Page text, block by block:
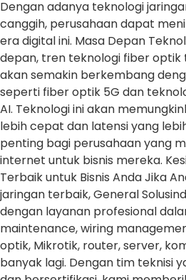
Dengan adanya teknologi
canggih, perusahaan dapat
era digital ini. Masa Depan
depan, tren teknologi fiber
akan semakin berkembang
seperti fiber optik 5G dan
AI. Teknologi ini akan
lebih cepat dan latensi yang
penting bagi perusahaan yang
internet untuk bisnis mereka.
Terbaik untuk Bisnis Anda Jika
jaringan terbaik, General
dengan layanan profesional
maintenance, wiring
optik, Mikrotik, router, server,
banyak lagi. Dengan tim teknisi